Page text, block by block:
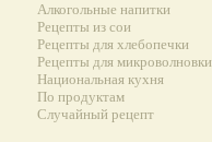
Алкогольные напитки
Рецепты из сои
Рецепты для хлебопечки
Рецепты для микроволновки
Национальная кухня
По продуктам
Случайный рецепт